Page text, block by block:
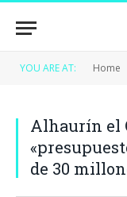
YOU ARE AT: Home
Alhaurín el
de 30